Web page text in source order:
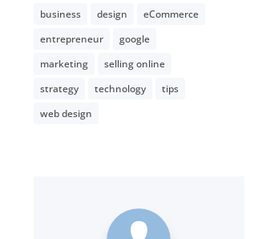
business design
eCommerce
entrepreneur
google
marketing
selling online
strategy
technology
tips
web design